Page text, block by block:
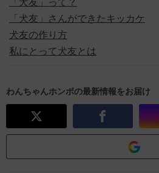
「犬友」って？
「犬友」さんができたキッカケ
犬友の作り方
私にとって犬友とは
わんちゃんホンポの最新情報をお届け